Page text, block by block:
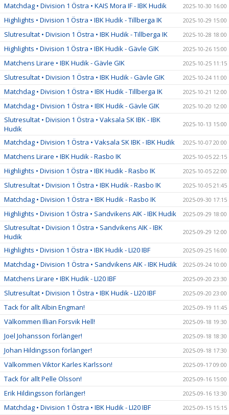
Matchdag • Division 1 Östra • KAIS Mora IF - IBK Hudik 2025-10-30 16:00
Highlights • Division 1 Östra • IBK Hudik - Tillberga IK 2025-10-29 15:00
Slutresultat • Division 1 Östra • IBK Hudik - Tillberga IK 2025-10-28 18:00
Highlights • Division 1 Östra • IBK Hudik - Gävle GIK 2025-10-26 15:00
Matchens Lirare • IBK Hudik - Gävle GIK 2025-10-25 11:15
Slutresultat • Division 1 Östra • IBK Hudik - Gävle GIK 2025-10-24 11:00
Matchdag • Division 1 Östra • IBK Hudik - Tillberga IK 2025-10-21 12:00
Matchdag • Division 1 Östra • IBK Hudik - Gävle GIK 2025-10-20 12:00
Slutresultat • Division 1 Östra • Vaksala SK IBK - IBK
Hudik
2025-10-13 15:00
Matchdag • Division 1 Östra • Vaksala SK IBK - IBK Hudik 2025-10-07 20:00
Matchens Lirare • IBK Hudik - Rasbo IK 2025-10-05 22:15
Highlights • Division 1 Östra • IBK Hudik - Rasbo IK 2025-10-05 22:00
Slutresultat • Division 1 Östra • IBK Hudik - Rasbo IK 2025-10-05 21:45
Matchdag • Division 1 Östra • IBK Hudik - Rasbo IK 2025-09-30 17:15
Highlights • Division 1 Östra • Sandvikens AIK - IBK Hudik 2025-09-29 18:00
Slutresultat • Division 1 Östra • Sandvikens AIK - IBK
Hudik
2025-09-29 12:00
Highlights • Division 1 Östra • IBK Hudik - LI20 IBF 2025-09-25 16:00
Matchdag • Division 1 Östra • Sandvikens AIK - IBK Hudik 2025-09-24 10:00
Matchens Lirare • IBK Hudik - LI20 IBF 2025-09-20 23:30
Slutresultat • Division 1 Östra • IBK Hudik - LI20 IBF 2025-09-20 23:00
Tack för allt Albin Engman! 2025-09-19 11:45
Välkommen Illian Forsvik Hell! 2025-09-18 19:30
Joel Johansson förlänger! 2025-09-18 18:30
Johan Hildingsson förlänger! 2025-09-18 17:30
Välkommen Viktor Karles Karlsson! 2025-09-17 09:00
Tack för allt Pelle Olsson! 2025-09-16 15:00
Erik Hildingsson förlänger! 2025-09-16 13:30
Matchdag • Division 1 Östra • IBK Hudik - LI20 IBF 2025-09-15 15:15